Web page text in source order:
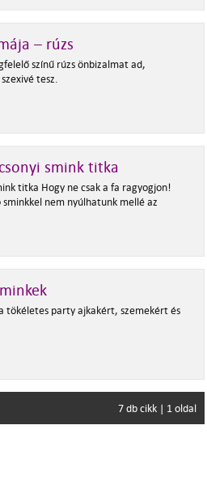
– rúzs
színű rúzs önbizalmat ad,
tesz.
smink titka
titka Hogy ne csak a fa ragyogjon!
sminkkel nem nyúlhatunk mellé az
tökéletes party ajkakért, szemekért és
7 db cikk | 1 oldal